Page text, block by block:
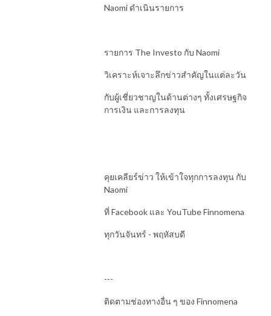
Naomi ดำเนินรายการ
รายการ The Investo กับ Naomi
วิเคราะห์เจาะลึกข่าวสำคัญในแต่ละวัน
กับผู้เชี่ยวชาญในด้านต่างๆ ทั้งเศรษฐกิจ
การเงิน และการลงทุน
คุยเคลียร์ข่าว ให้เข้าใจทุกการลงทุน กับ
Naomi
ที่ Facebook และ YouTube Finnomena
ทุกวันจันทร์ - พฤหัสบดี
---
ติดตามช่องทางอื่น ๆ ของ Finnomena